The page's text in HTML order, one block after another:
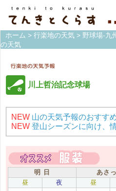
ホーム > 行楽地の天気 > 野球場-九
の天気
川上哲治記念球場
NEW 山の天気予報のおすす
NEW 登山シーズンに向け、
明 日
あさ
昼
夜 昼